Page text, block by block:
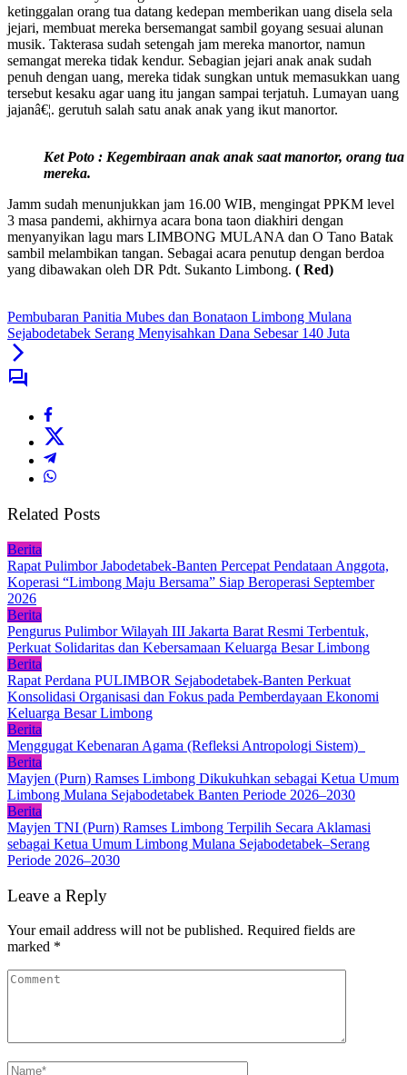
ketinggalan orang tua datang kedepan memberikan uang disela sela
jejari, membuat mereka bersemangat sambil goyang sesuai alunan
musik. Takterasa sudah setengah jam mereka manortor, namun
semangat mereka tidak kendur. Sebagian jejari anak anak sudah
penuh dengan uang, mereka tidak sungkan untuk memasukkan uang
tersebut kesaku agar uang itu jangan sampai terjatuh. Lumayan uang
jajanâ€¦. gerutuh salah satu anak anak yang ikut manortor.
Ket Poto : Kegembiraan anak anak saat manortor, orang
mereka.
Jamm sudah menunjukkan jam 16.00 WIB, mengingat PPKM level
3 masa pandemi, akhirnya acara bona taon diakhiri dengan
menyanyikan lagu mars LIMBONG MULANA dan O Tano Batak
sambil melambikan tangan. Sebagai acara penutup dengan berdoa
yang dibawakan oleh DR Pdt. Sukanto Limbong. ( Red)
Pembubaran Panitia Mubes dan Bonataon Limbong Mulana
Sejabodetabek Serang Menyisahkan Dana Sebesar 140 Juta
Related Posts
Berita
Rapat Pulimbor Jabodetabek-Banten Percepat Pendataan Anggota,
Koperasi “Limbong Maju Bersama” Siap Beroperasi September
2026
Berita
Pengurus Pulimbor Wilayah III Jakarta Barat Resmi Terbentuk,
Perkuat Solidaritas dan Kebersamaan Keluarga Besar Limbong
Berita
Rapat Perdana PULIMBOR Sejabodetabek-Banten Perkuat
Konsolidasi Organisasi dan Fokus pada Pemberdayaan Ekonomi
Keluarga Besar Limbong
Berita
Menggugat Kebenaran Agama (Refleksi Antropologi Sistem)
Berita
Mayjen (Purn) Ramses Limbong Dikukuhkan sebagai Ketua Umum
Limbong Mulana Sejabodetabek Banten Periode 2026–2030
Berita
Mayjen TNI (Purn) Ramses Limbong Terpilih Secara Aklamasi
sebagai Ketua Umum Limbong Mulana Sejabodetabek–Serang
Periode 2026–2030
Leave a Reply
Your email address will not be published. Required fields are
marked *